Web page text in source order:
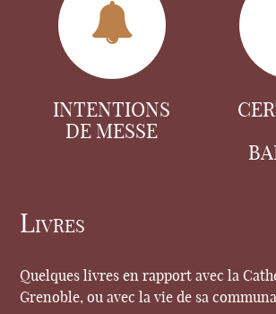
INTENTIONS
DE MESSE
Livres
Quelques livres en rapport avec la
Grenoble, ou avec la vie de sa